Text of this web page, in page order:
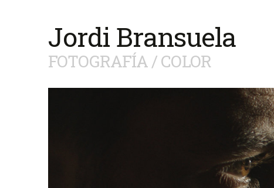
Jordi Bransuela
FOTOGRAFÍA / COLOR